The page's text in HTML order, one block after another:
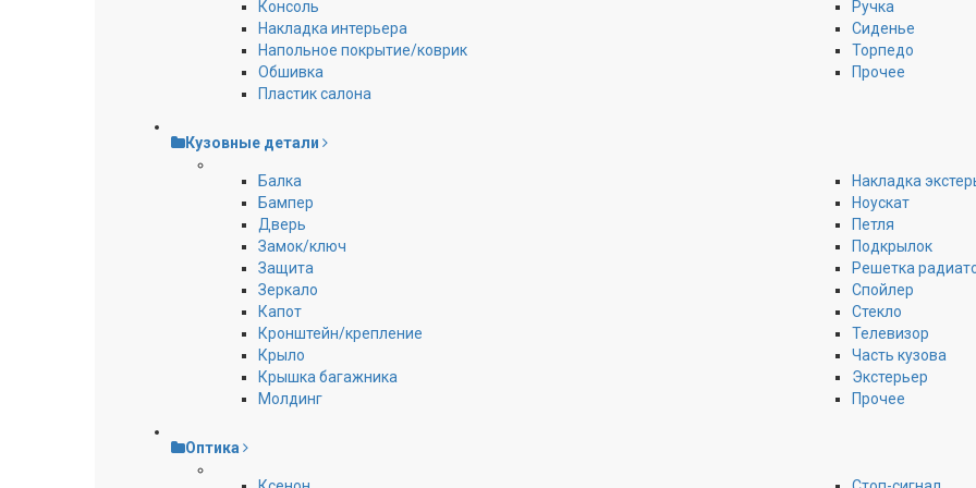
Консоль
Накладка интерьера
Напольное покрытие/коврик
Обшивка
Пластик салона
Ручка
Сиденье
Торпедо
Прочее
Кузовные детали
Балка
Бампер
Дверь
Замок/ключ
Защита
Зеркало
Капот
Кронштейн/крепление
Крыло
Крышка багажника
Молдинг
Накладка
Ноускат
Петля
Подкрылок
Решетка
Спойлер
Стекло
Телевизор
Часть кузова
Экстерьер
Прочее
Оптика